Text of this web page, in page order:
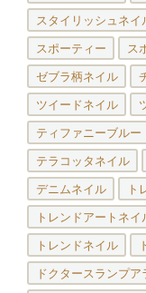
スタイリッシュネイ
スポーティー ス
ゼブラ柄ネイル
ツイードネイル
ティファニーブルー
テラコッタネイル
デニムネイル ト
トレンドアートネイ
トレンドネイル
ドクタースランプア